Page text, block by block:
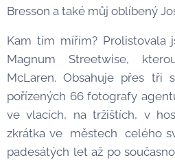
Bresson a také můj oblíbený
Kam tím mířím? Prolistovala
Magnum Streetwise,
McLaren. Obsahuje přes tři
pořízených 66 fotografy
ve vlacích, na tržištích, v
zkrátka ve městech celého
padesátých let až po